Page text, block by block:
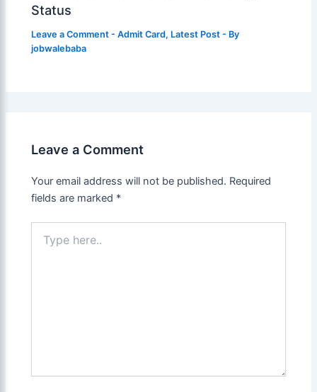
Status
Leave a Comment -Admit Card, Latest Post - By
jobwalebaba
Leave a Comment
Your email address will not be published. Required
fields are marked *
here..